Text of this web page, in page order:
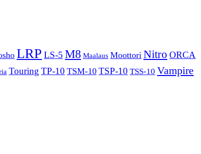
LRP LS-5 M8 Maalaus Moottori Nitro ORCA
Touring TP-10 TSM-10 TSP-10 TSS-10 Vampire